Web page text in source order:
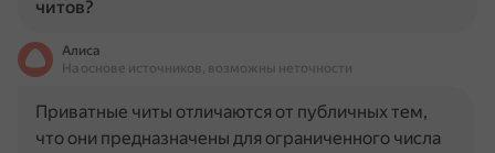
читов?
Алиса
На основе источников, возможны неточности
Приватные читы отличаются от публичных тем,
что они предназначены для ограниченного числа